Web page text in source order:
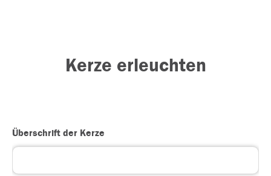
Kerze erleuchten
Überschrift der Kerze